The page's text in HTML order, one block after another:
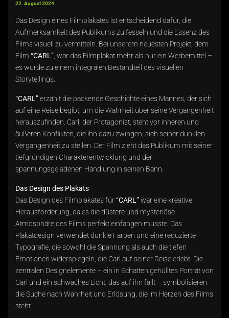
22. August 2024
Das Design eines Filmplakates ist entscheidend dafür, die
Aufmerksamkeit des Publikums zu fesseln und die Essenz des
Films visuell zu vermitteln. Bei unserem neuesten Projekt, dem
Film “CARL” , war das Filmplakat mehr als nur ein Werbemittel –
es wurde zu einem integralen Bestandteil des visuellen
Storytellings.
“CARL”erzählt die packende Geschichte eines Mannes, der sich
auf eine Reise begibt, um die Wahrheit über seine Vergangenheit
herauszufinden. Carl, der Protagonist, steht vor inneren und
äußeren Konflikten, die ihn dazu zwingen, sich seiner dunklen
Vergangenheit zu stellen. Der Film zieht das Publikum mit seiner
tiefgründigen Charakterentwicklung und der
spannungsgeladenen Handlung in seinen Bann.
Das Design des Plakats
Das Design des Filmplakates für“CARL”war eine kreative
Herausforderung, da es die düstere und mysteriöse
Atmosphäre des Films perfekt einfangen musste. Das
Plakatdesign verwendet dunkle Farben und eine reduzierte
Typografie, die sowohl die Spannung als auch die tiefen
Emotionen widerspiegeln, die Carl auf seiner Reise erlebt. Die
zentralen Designelemente – ein in Schatten gehülltes Porträt von
Carl und ein schwaches Licht, das auf ihn fällt – symbolisieren
die Suche nach Wahrheit und Erlösung, die im Herzen des Films
steht.